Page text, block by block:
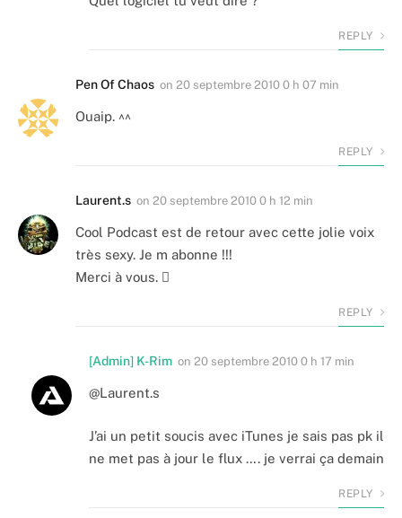
REPLY
Pen Of Chaos on 20 septembre 2010 0 h 07 min
Ouaip. ^^
REPLY
Laurent.s on 20 septembre 2010 0 h 12 min
Cool Podcast est de retour avec cette jolie voix
très sexy. Je m abonne !!!
Merci à vous. 
REPLY
[Admin] K-Rim on 20 septembre 2010 0 h 17 min
@Laurent.s
J’ai un petit soucis avec iTunes je sais pas pk il
ne met pas à jour le flux …. je verrai ça demain
REPLY